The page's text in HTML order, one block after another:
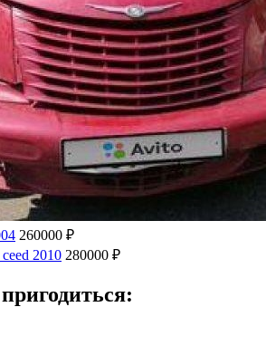
260000 ₽
2010 280000 ₽